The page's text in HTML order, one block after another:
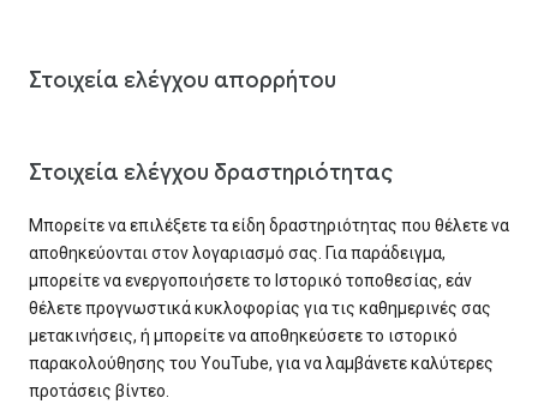
Στοιχεία ελέγχου απορρήτου
Στοιχεία ελέγχου δραστηριότητας
Μπορείτε να επιλέξετε τα είδη δραστηριότητας που θέλετε να
αποθηκεύονται στον λογαριασμό σας. Για παράδειγμα,
μπορείτε να ενεργοποιήσετε το Ιστορικό τοποθεσίας, εάν
θέλετε προγνωστικά κυκλοφορίας για τις καθημερινές σας
μετακινήσεις, ή μπορείτε να αποθηκεύσετε το ιστορικό
παρακολούθησης του YouTube, για να λαμβάνετε καλύτερες
προτάσεις βίντεο.